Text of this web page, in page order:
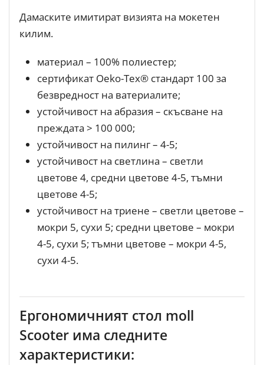
Дамаските имитират визията на мокетен
килим.
материал – 100% полиестер;
сертификат Oeko-Tex® стандарт 100 за
безвредност на ватериалите;
устойчивост на абразия – скъсване на
преждата > 100 000;
устойчивост на пилинг – 4-5;
устойчивост на светлина – светли
цветове 4, средни цветове 4-5, тъмни
цветове 4-5;
устойчивост на триене – светли цветове –
мокри 5, сухи 5; средни цветове – мокри
4-5, сухи 5; тъмни цветове – мокри 4-5,
сухи 4-5.
Ергономичният стол moll
Scooter има следните
характеристики: